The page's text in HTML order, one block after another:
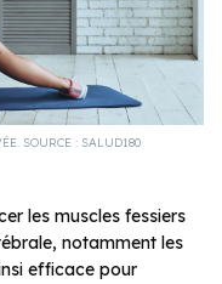
SOURCE : SALUD180
les muscles fessiers
notamment les
efficace pour